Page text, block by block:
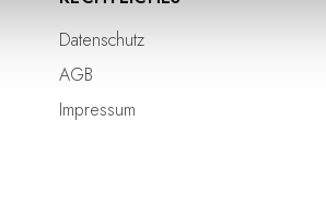
Datenschutz
AGB
Impressum